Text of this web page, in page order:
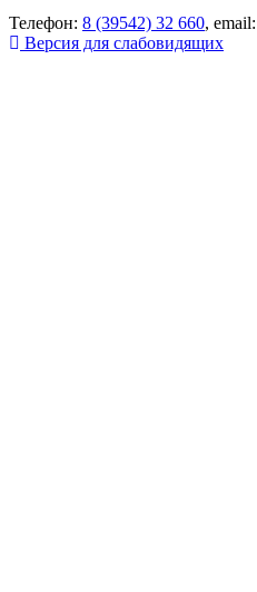
Телефон: 8 (39542) 32 660, email:
Версия для слабовидящих